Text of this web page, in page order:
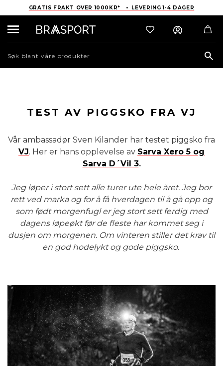
GRATIS FRAKT OVER 1000KR* • LEVERING 1-4 DAGER
TEST AV PIGGSKO FRA VJ
Vår ambassadør Sven Kilander har testet piggsko fra
VJ. Her er hans opplevelse av Sarva Xero 5 og
Sarva D´Vil 3.
Jeg løper i stort sett alle turer ute hele året. Jeg bor
rett ved marka og for å få hverdagen til å gå opp og
som født morgenfugl er jeg stort sett ferdig med
dagens løpeøkt før de fleste har kommet seg i
dusjen om morgenen. Om vinteren stiller det krav til
en god hodelykt og gode piggsko.